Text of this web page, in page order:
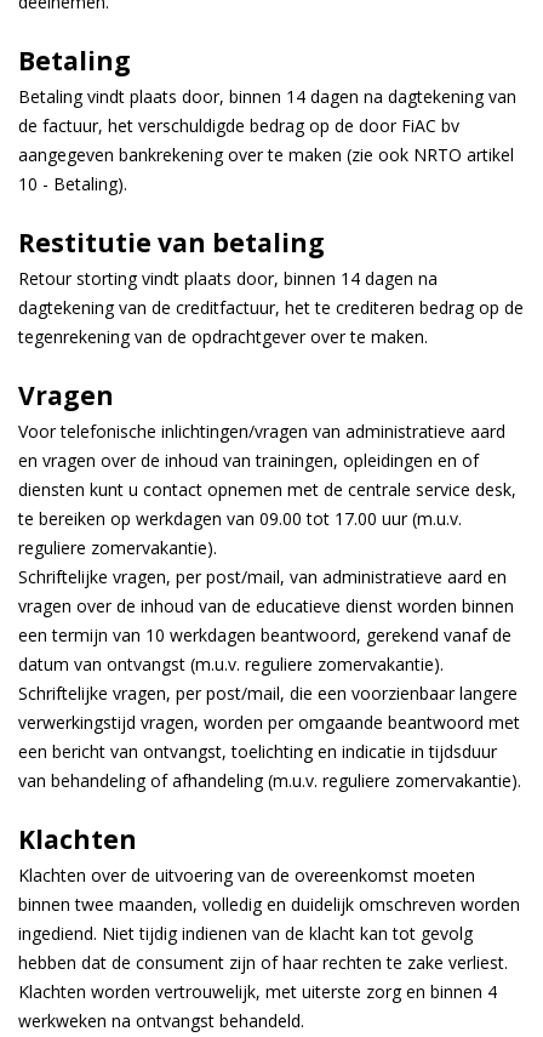
Betaling
Betaling vindt plaats door, binnen 14 dagen na dagtekening van
de factuur, het verschuldigde bedrag op de door FiAC bv
aangegeven bankrekening over te maken (zie ook NRTO artikel
10 - Betaling).
Restitutie van betaling
Retour storting vindt plaats door, binnen 14 dagen na
dagtekening van de creditfactuur, het te crediteren bedrag op de
tegenrekening van de opdrachtgever over te maken.
Vragen
Voor telefonische inlichtingen/vragen van administratieve aard
en vragen over de inhoud van trainingen, opleidingen en of
diensten kunt u contact opnemen met de centrale service desk,
te bereiken op werkdagen van 09.00 tot 17.00 uur (m.u.v.
reguliere zomervakantie).
Schriftelijke vragen, per post/mail, van administratieve aard en
vragen over de inhoud van de educatieve dienst worden binnen
een termijn van 10 werkdagen beantwoord, gerekend vanaf de
datum van ontvangst (m.u.v. reguliere zomervakantie).
Schriftelijke vragen, per post/mail, die een voorzienbaar langere
verwerkingstijd vragen, worden per omgaande beantwoord met
een bericht van ontvangst, toelichting en indicatie in tijdsduur
van behandeling of afhandeling (m.u.v. reguliere zomervakantie).
Klachten
Klachten over de uitvoering van de overeenkomst moeten
binnen twee maanden, volledig en duidelijk omschreven worden
ingediend. Niet tijdig indienen van de klacht kan tot gevolg
hebben dat de consument zijn of haar rechten te zake verliest.
Klachten worden vertrouwelijk, met uiterste zorg en binnen 4
werkweken na ontvangst behandeld.